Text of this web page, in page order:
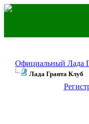
Официальный Лада
Лада Гранта Клуб